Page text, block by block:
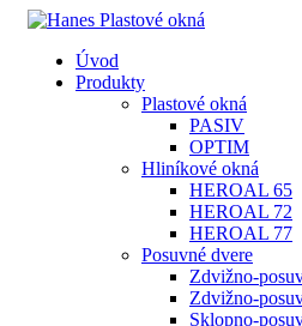
Úvod
Produkty
Plastové okná
PASIV
OPTIM
Hliníkové okná
HEROAL 65
HEROAL 72
HEROAL 77
Posuvné dvere
Zdvižno-
Zdvižno-
Sklopno-